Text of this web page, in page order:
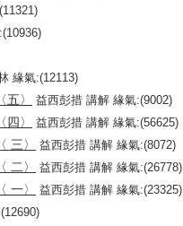
緣氣:(12113)
〉 益西彭措 講解 緣氣:(9002)
〉 益西彭措 講解 緣氣:(56625)
三〉 益西彭措 講解 緣氣:(8072)
二〉 益西彭措 講解 緣氣:(26778)
一〉 益西彭措 講解 緣氣:(23325)